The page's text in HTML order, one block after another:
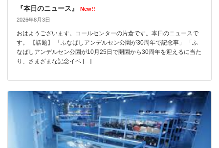
『本日のニュース』
New!!
2026年8月3日
おはようございます。コールセンターの片倉です。本日のニュースで
す。 【話題】 「ふなばしアンデルセン公園が30周年で記念事」 「ふ
なばしアンデルセン公園が10月25日で開園から30周年を迎えるに当た
り、さまざまな記念イベ […]